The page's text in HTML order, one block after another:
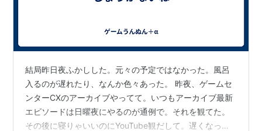
結局昨日夜ふかしした。元々の予定ではなかった。風呂
入るのが遅れたり、なんか色々あった。 昨夜、ゲームセ
ンターCXのアーカイブやってて。いつもアーカイブ最新
エピソードは日曜夜にやるのが通例で。それを観てた。
その後に寝りゃいいのにYouTube観だして。遅くなっ